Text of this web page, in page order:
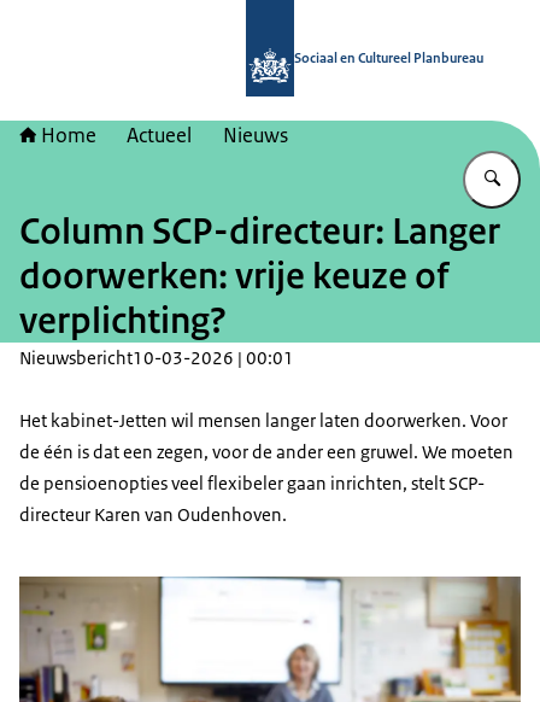
Sociaal en Cultureel Planbureau
Home Actueel Nieuws
Column SCP-directeur: Langer
doorwerken: vrije keuze of
verplichting?
Nieuwsbericht10-03-2026 | 00:01
Het kabinet-Jetten wil mensen langer laten doorwerken. Voor
de één is dat een zegen, voor de ander een gruwel. We moeten
de pensioenopties veel flexibeler gaan inrichten, stelt SCP-
directeur Karen van Oudenhoven.